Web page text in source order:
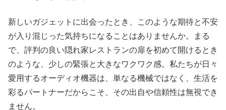
新しいガジェットに出会ったとき、このような期待と不安
が入り混じった気持ちになることはありませんか。まる
で、評判の良い隠れ家レストランの扉を初めて開けるとき
のような、少しの緊張と大きなワクワク感。私たちが日々
愛用するオーディオ機器は、単なる機械ではなく、生活を
彩るパートナーだからこそ、その出自や信頼性は無視でき
ません。